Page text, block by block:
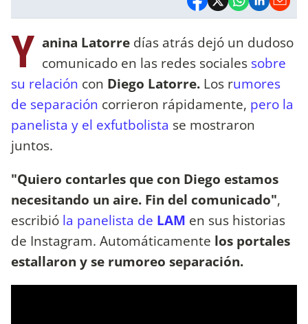
Y anina Latorre días atrás dejó un dudoso
comunicado en las redes sociales sobre
su relación con Diego Latorre. Los rumores
de separación corrieron rápidamente, pero la
panelista y el exfutbolista se mostraron
juntos.
"Quiero contarles que con Diego estamos
necesitando un aire. Fin del comunicado",
escribió la panelista de LAM en sus historias
de Instagram. Automáticamente los portales
estallaron y se rumoreo separación.